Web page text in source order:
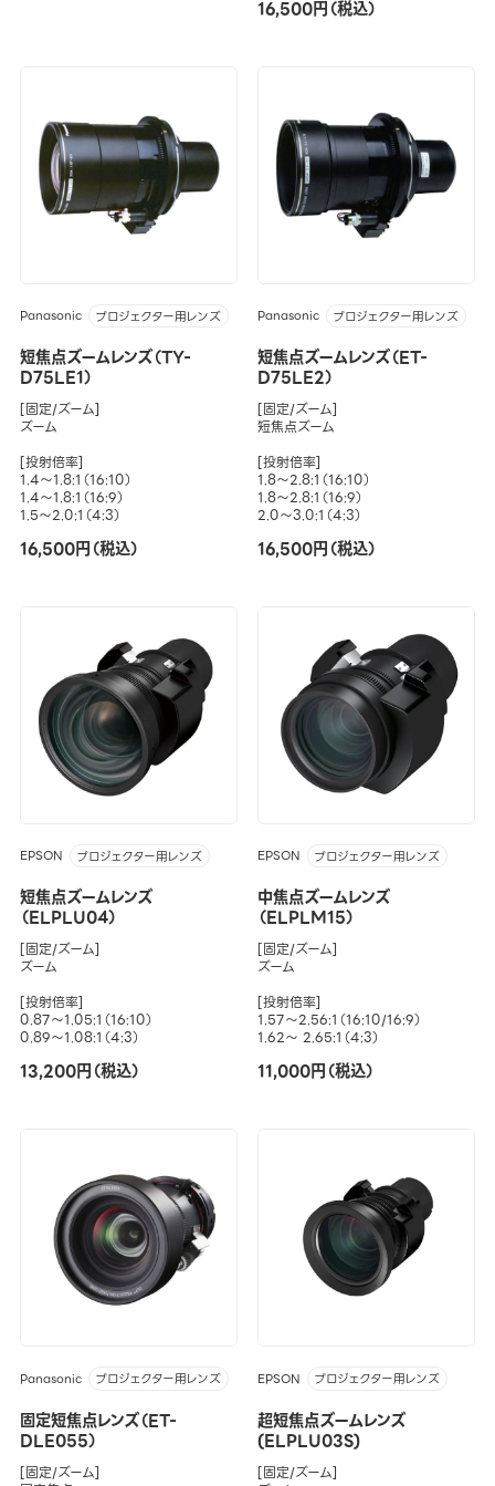
16,500円（税込）
Panasonic プロジェクター用レンズ
短焦点ズームレンズ（TY-
D75LE1）
[固定/ズーム]
ズーム
[投射倍率]
1.4～1.8:1（16:10）
1.4～1.8:1（16:9）
1.5～2.0:1（4:3）
16,500円（税込）
Panasonic プロジェクター用レンズ
短焦点ズームレンズ（ET-
D75LE2）
[固定/ズーム]
短焦点ズーム
[投射倍率]
1.8～2.8:1（16:10）
1.8～2.8:1（16:9）
2.0～3.0:1（4:3）
16,500円（税込）
EPSON プロジェクター用レンズ
短焦点ズームレンズ
（ELPLU04）
[固定/ズーム]
ズーム
[投射倍率]
0.87～1.05:1（16:10）
0.89～1.08:1（4:3）
13,200円（税込）
EPSON プロジェクター用レンズ
中焦点ズームレンズ
（ELPLM15）
[固定/ズーム]
ズーム
[投射倍率]
1.57～2.56:1（16:10/16:9）
1.62～ 2.65:1（4:3）
11,000円（税込）
Panasonic プロジェクター用レンズ
固定短焦点レンズ（ET-
DLE055）
[固定/ズーム]
EPSON プロジェクター用レンズ
超短焦点ズームレンズ
(ELPLU03S)
[固定/ズーム]